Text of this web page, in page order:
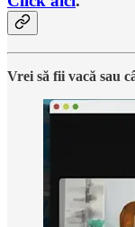
Vrei să fii vacă sau